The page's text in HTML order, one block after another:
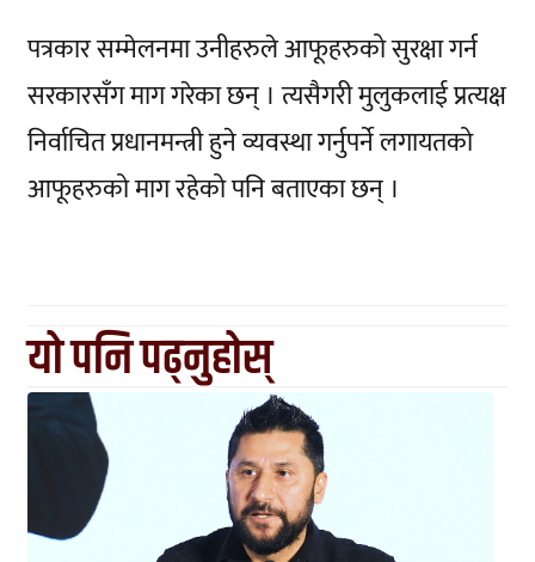
पत्रकार सम्मेलनमा उनीहरुले आफूहरुको सुरक्षा गर्न
सरकारसँग माग गरेका छन् । त्यसैगरी मुलुकलाई प्रत्यक्ष
निर्वाचित प्रधानमन्त्री हुने व्यवस्था गर्नुपर्ने लगायतको
आफूहरुको माग रहेको पनि बताएका छन् ।
यो पनि पढ्नुहोस्